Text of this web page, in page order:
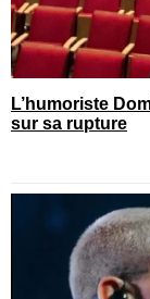
L’humoriste
sur sa rupture